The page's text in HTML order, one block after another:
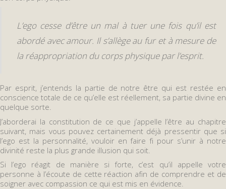
L’ego cesse d’être un mal à tuer une fois qu’il est
abordé avec amour. Il s’allège au fur et à mesure de
la réappropriation du corps physique par l’esprit.
Par esprit, j’entends la partie de notre être qui est restée en
conscience totale de ce qu’elle est réellement, sa partie divine en
quelque sorte.
J’aborderai la constitution de ce que j’appelle l’être au chapitre
suivant, mais vous pouvez certainement déjà pressentir que si
l’ego est la personnalité, vouloir en faire fi pour s’unir à notre
divinité reste la plus grande illusion qui soit.
Si l’ego réagit de manière si forte, c’est qu’il appelle votre
personne à l’écoute de cette réaction afin de comprendre et de
soigner avec compassion ce qui est mis en évidence.